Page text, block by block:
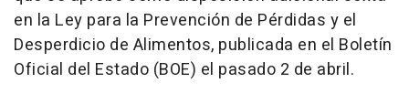
en la Ley para la Prevención de Pérdidas y el
Desperdicio de Alimentos, publicada en el Boletín
Oficial del Estado (BOE) el pasado 2 de abril.